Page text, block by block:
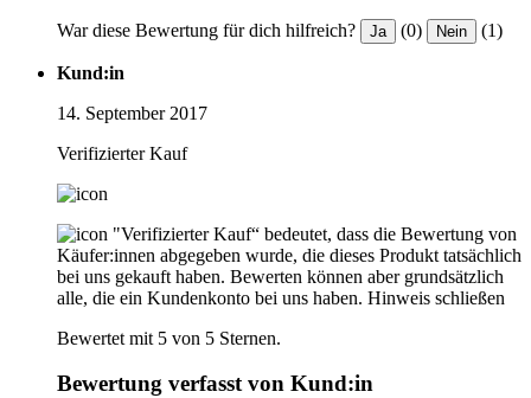
War diese Bewertung für dich hilfreich? Ja (0) Nein (1)
Kund:in
14. September 2017
Verifizierter Kauf
"Verifizierter Kauf“ bedeutet, dass die Bewertung von
Käufer:innen abgegeben wurde, die dieses Produkt tatsächlich
bei uns gekauft haben. Bewerten können aber grundsätzlich
alle, die ein Kundenkonto bei uns haben. Hinweis schließen
Bewertet mit 5 von 5 Sternen.
Bewertung verfasst von Kund:in